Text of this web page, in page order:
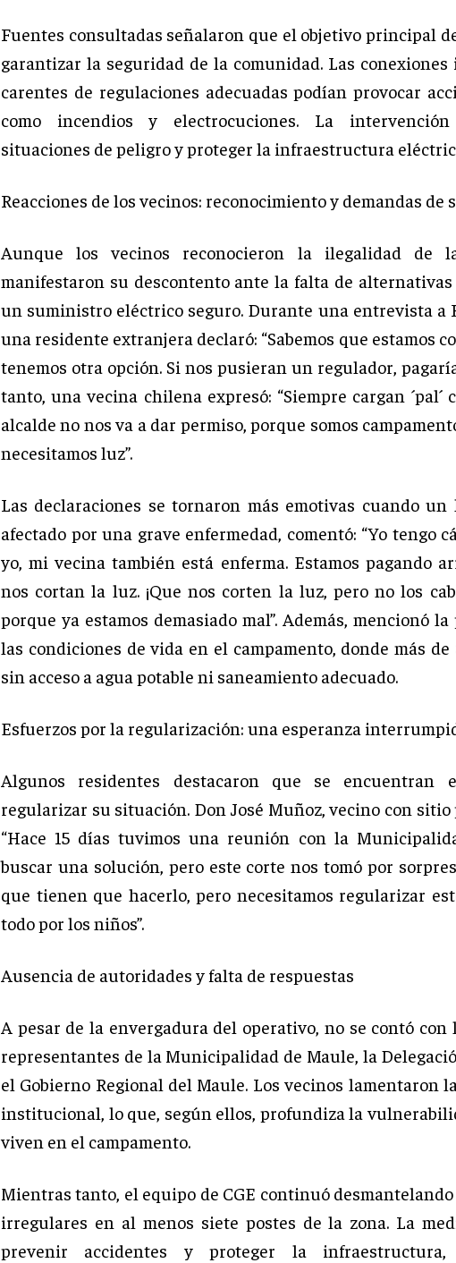
Fuentes consultadas señalaron que el objetivo principal
garantizar la seguridad de la comunidad. Las conexiones
carentes de regulaciones adecuadas podían provocar
como incendios y electrocuciones. La
situaciones de peligro y proteger la infraestructura
Reacciones de los vecinos: reconocimiento y demandas de
Aunque los vecinos reconocieron la ilegalidad de
manifestaron su descontento ante la falta de alternativas
un suministro eléctrico seguro. Durante una entrevista a
una residente extranjera declaró: “Sabemos que estamos
tenemos otra opción. Si nos pusieran un regulador,
tanto, una vecina chilena expresó: “Siempre cargan ´pal´
alcalde no nos va a dar permiso, porque somos
necesitamos luz”.
Las declaraciones se tornaron más emotivas cuando un
afectado por una grave enfermedad, comentó: “Yo tengo
yo, mi vecina también está enferma. Estamos pagando
nos cortan la luz. ¡Que nos corten la luz, pero no los
porque ya estamos demasiado mal”. Además, mencionó
las condiciones de vida en el campamento, donde más
sin acceso a agua potable ni saneamiento adecuado.
Esfuerzos por la regularización: una esperanza
Algunos residentes destacaron que se encuentran
regularizar su situación. Don José Muñoz, vecino con sitio
“Hace 15 días tuvimos una reunión con la
buscar una solución, pero este corte nos tomó por
que tienen que hacerlo, pero necesitamos regularizar
todo por los niños”.
Ausencia de autoridades y falta de respuestas
A pesar de la envergadura del operativo, no se contó con
representantes de la Municipalidad de Maule, la
el Gobierno Regional del Maule. Los vecinos lamentaron
institucional, lo que, según ellos, profundiza la
viven en el campamento.
Mientras tanto, el equipo de CGE continuó
irregulares en al menos siete postes de la zona. La
prevenir accidentes y proteger la infraestructura,